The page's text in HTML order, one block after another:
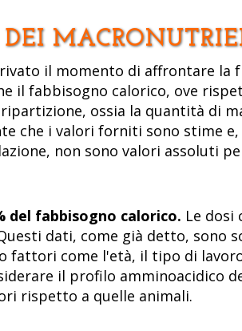
DEI
il momento di affrontare la
il fabbisogno calorico, ove
ossia la quantità di
che i valori forniti sono stime
non sono valori assoluti
del fabbisogno calorico. Le dosi
dati, come già detto, sono
fattori come l'età, il tipo di
il profilo amminoacidico
rispetto a quelle animali.